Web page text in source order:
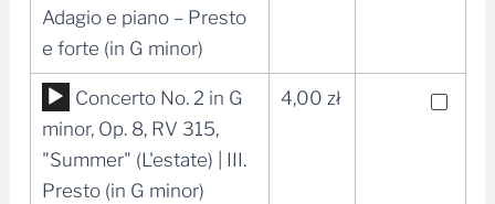
Adagio e piano – Presto
e forte (in G minor)
Odtwarzacz
plików
dźwiękowych
Concerto No. 2 in G
minor, Op. 8, RV 315,
"Summer" (L'estate) | III.
Presto (in G minor)
4,00 zł